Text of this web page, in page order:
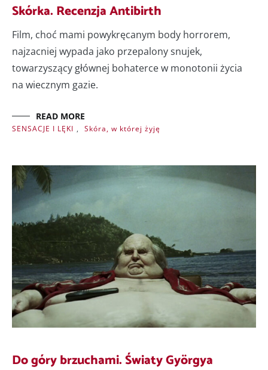
Skórka. Recenzja Antibirth
Film, choć mami powykręcanym body horrorem,
najzacniej wypada jako przepalony snujek,
towarzyszący głównej bohaterce w monotonii życia
na wiecznym gazie.
READ MORE
SENSACJE I LĘKI , Skóra, w której żyję
Do góry brzuchami. Światy Györgya